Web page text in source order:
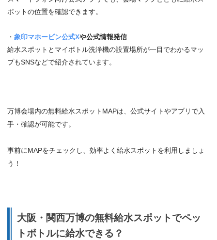
ポットの位置を確認できます。
・ 象印マホービン公式Xや公式情報発信
給水スポットとマイボトル洗浄機の設置場所が一目でわかるマッ
プもSNSなどで紹介されています。
万博会場内の無料給水スポットMAPは、公式サイトやアプリで入
手・確認が可能です。
事前にMAPをチェックし、効率よく給水スポットを利用しましょ
う！
大阪・関西万博の無料給水スポットでペッ
トボトルに給水できる？